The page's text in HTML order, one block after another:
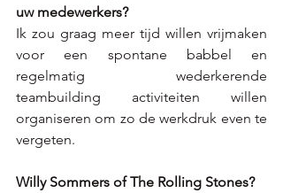
uw medewerkers?
Ik zou graag meer tijd willen vrijmaken
voor een spontane babbel en
regelmatig wederkerende
teambuilding activiteiten willen
organiseren om zo de werkdruk even te
vergeten.
Willy Sommers of The Rolling Stones?